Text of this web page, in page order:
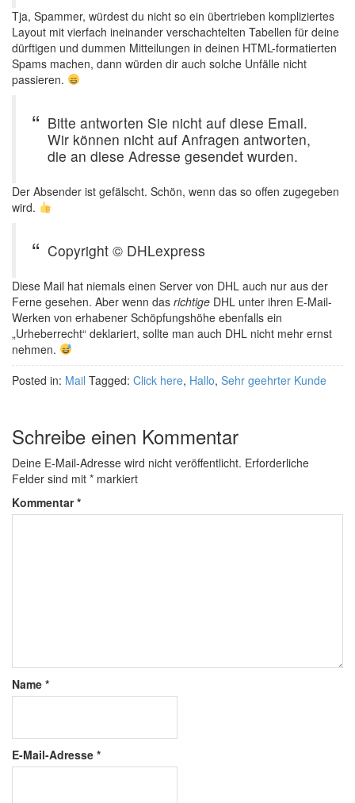
Tja, Spammer, würdest du nicht so ein übertrieben kompliziertes
Layout mit vierfach ineinander verschachtelten Tabellen für deine
dürftigen und dummen Mitteilungen in deinen HTML-formatierten
Spams machen, dann würden dir auch solche Unfälle nicht
passieren.
Bitte antworten Sie nicht auf diese Email.
Wir können nicht auf Anfragen antworten,
die an diese Adresse gesendet wurden.
Der Absender ist gefälscht. Schön, wenn das so offen zugegeben
wird.
Copyright © DHLexpress
Diese Mail hat niemals einen Server von DHL auch nur aus der
Ferne gesehen. Aber wenn das richtige DHL unter ihren E-Mail-
Werken von erhabener Schöpfungshöhe ebenfalls ein
„Urheberrecht“ deklariert, sollte man auch DHL nicht mehr ernst
nehmen.
Posted in: Mail Tagged: Click here, Hallo, Sehr geehrter Kunde
Schreibe einen Kommentar
Deine E-Mail-Adresse wird nicht veröffentlicht. Erforderliche
Felder sind mit * markiert
Kommentar*
Name *
E-Mail-Adresse *